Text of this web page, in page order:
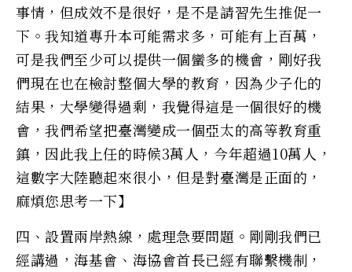
事情，但成效不是很好，是不是請習先生推促一
下。我知道專升本可能需求多，可能有上百萬，
可是我們至少可以提供一個蠻多的機會，剛好我
們現在也在檢討整個大學的教育，因為少子化的
結果，大學變得過剩，我覺得這是一個很好的機
會，我們希望把臺灣變成一個亞太的高等教育重
鎮，因此我上任的時候3萬人，今年超過10萬人，
這數字大陸聽起來很小，但是對臺灣是正面的，
麻煩您思考一下】
四、設置兩岸熱線，處理急要問題。剛剛我們已
經講過，海基會、海協會首長已經有聯繫機制，